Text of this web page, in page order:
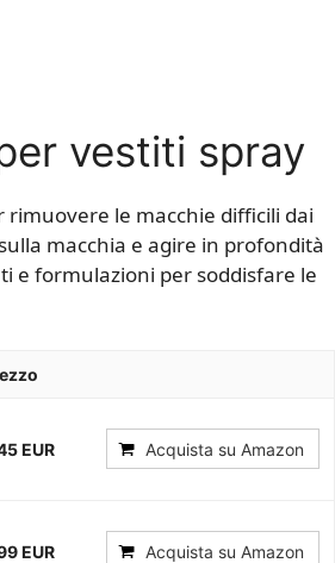
vestiti spray
rimuovere le macchie difficili dai
macchia e agire in profondità
e formulazioni per soddisfare le
EUR Acquista su Amazon
EUR Acquista su Amazon